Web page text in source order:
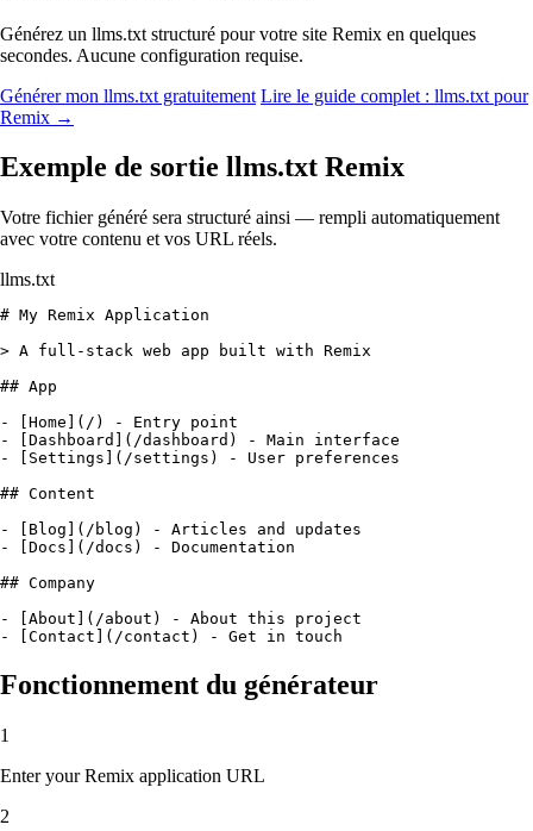
Générez un llms.txt structuré pour votre site Remix en quelques
secondes. Aucune configuration requise.
Générer mon llms.txt gratuitement Lire le guide complet : llms.txt pour
Remix →
Exemple de sortie llms.txt Remix
Votre fichier généré sera structuré ainsi — rempli automatiquement
avec votre contenu et vos URL réels.
llms.txt
# My Remix Application
> A full-stack web app built with Remix
## App
- [Home](/) - Entry point
- [Dashboard](/dashboard) - Main interface
- [Settings](/settings) - User preferences
## Content
- [Blog](/blog) - Articles and updates
- [Docs](/docs) - Documentation
## Company
- [About](/about) - About this project
- [Contact](/contact) - Get in touch
Fonctionnement du générateur
1
Enter your Remix application URL
2